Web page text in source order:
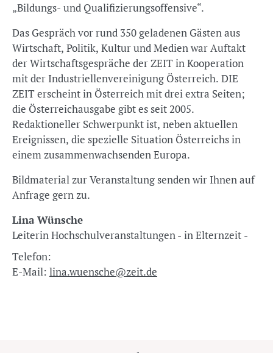
„Bildungs- und Qualifizierungsoffensive“.
Das Gespräch vor rund 350 geladenen Gästen aus
Wirtschaft, Politik, Kultur und Medien war Auftakt
der Wirtschaftsgespräche der ZEIT in Kooperation
mit der Industriellenvereinigung Österreich. DIE
ZEIT erscheint in Österreich mit drei extra Seiten;
die Österreichausgabe gibt es seit 2005.
Redaktioneller Schwerpunkt ist, neben aktuellen
Ereignissen, die spezielle Situation Österreichs in
einem zusammenwachsenden Europa.
Bildmaterial zur Veranstaltung senden wir Ihnen auf
Anfrage gern zu.
Lina Wünsche
Leiterin Hochschulveranstaltungen - in Elternzeit -
Telefon:
E-Mail: lina.wuensche@zeit.de